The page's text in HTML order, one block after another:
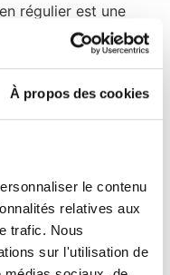
À propos des cookies
le contenu
relatives aux
trafic. Nous
sur l'utilisation de
régulier est une
maintien de votre
la même
certifiés